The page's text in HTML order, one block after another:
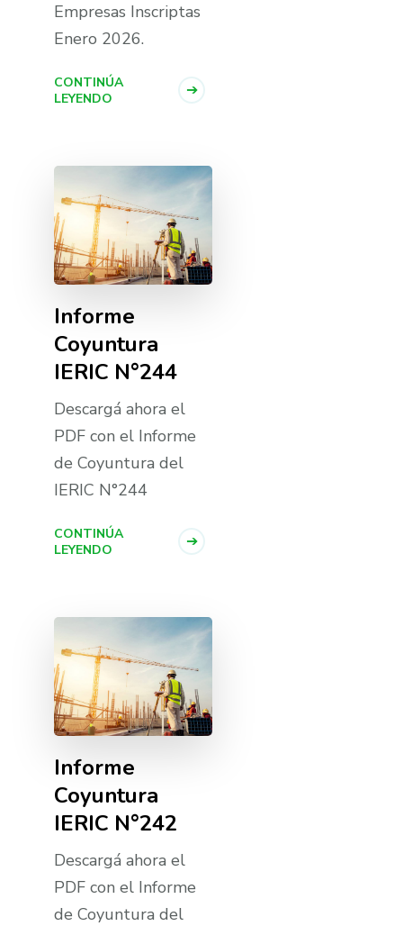
Empresas Inscriptas
Enero 2026.
CONTINÚA
LEYENDO
Informe
Coyuntura
IERIC N°244
Descargá ahora el
PDF con el Informe
de Coyuntura del
IERIC N°244
CONTINÚA
LEYENDO
Informe
Coyuntura
IERIC N°242
Descargá ahora el
PDF con el Informe
de Coyuntura del